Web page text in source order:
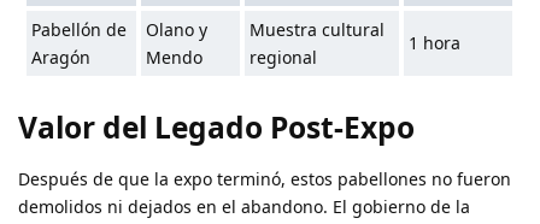
Pabellón de
Aragón
Olano y
Mendo
Muestra cultural
regional
1 hora
Valor del Legado Post-Expo
Después de que la expo terminó, estos pabellones no fueron
demolidos ni dejados en el abandono. El gobierno de la